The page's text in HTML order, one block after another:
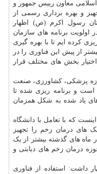
معاون رییس جمهور و
و بهره برداری رسمی از
رسول اکرم (ص) اظهار
برنامه های سازمان
کرده ایم تا با بهره گیری
از پیش این فناوری را در
اختیار بخش های مختلف قرار
پزشکی، کشاورزی، صنعت
و برنامه ریزی شده تا
یاد شده به شکل همزمان
که با تعامل با دانشگاه
های درمان زخم را تجهیز
ماه های گذشته بیشتر از یک
درمان زخم های دیابتی و
داشت: استفاده از فناوری